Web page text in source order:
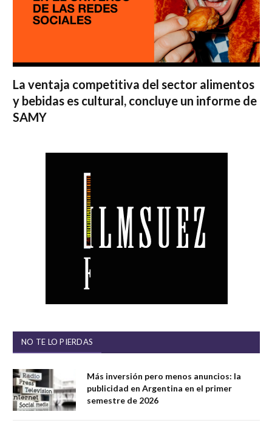
La ventaja competitiva del sector alimentos
y bebidas es cultural, concluye un informe de
SAMY
NO TE LO PIERDAS
Más inversión pero menos anuncios: la
publicidad en Argentina en el primer
semestre de 2026